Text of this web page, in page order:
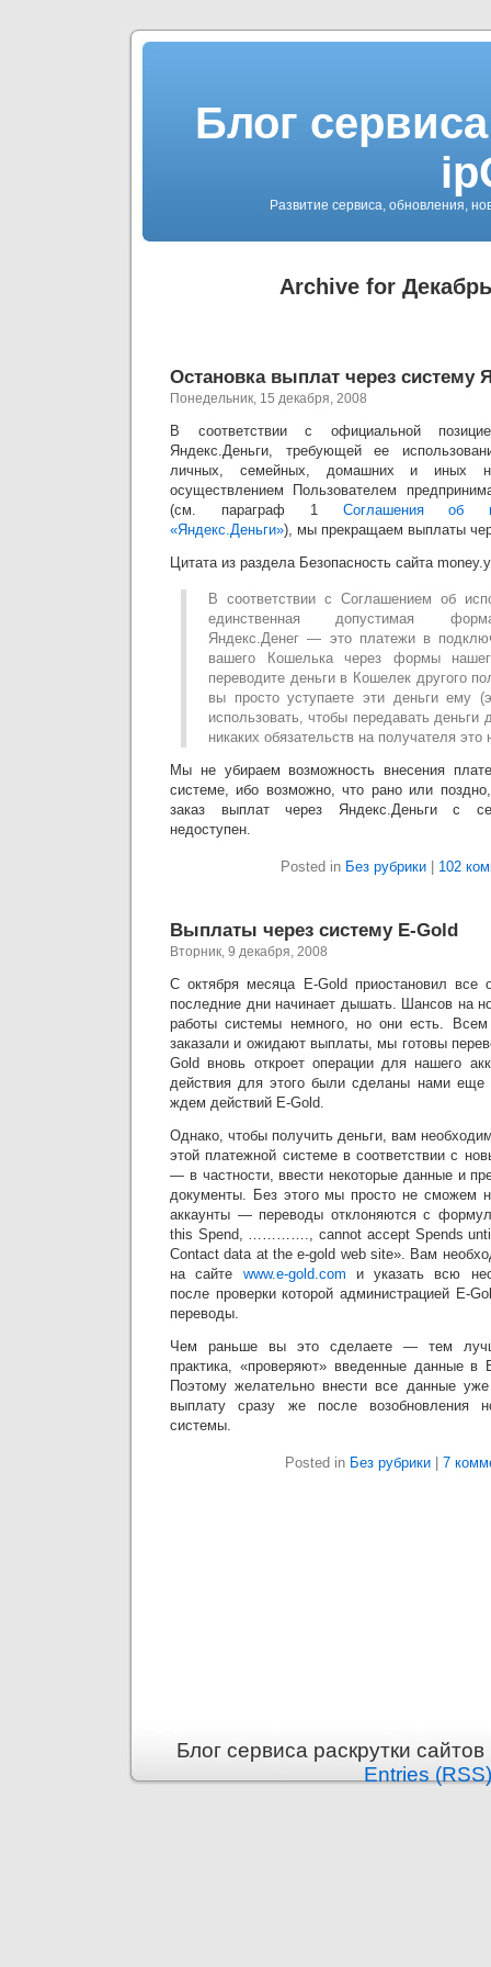
Блог
Развитие сервиса, обновления,
Archive for
Остановка выплат через систему
Понедельник, 15 декабря, 2008
В соответствии с официальной
Яндекс.Деньги, требующей ее
личных, семейных, домашних и иных
осуществлением Пользователем
(см. параграф 1 Соглашения об
«Яндекс.Деньги»), мы прекращаем выплаты
Цитата из раздела Безопасность сайта
В соответствии с Соглашением об
единственная допустимая
Яндекс.Денег — это платежи в
вашего Кошелька через формы
переводите деньги в Кошелек другого
вы просто уступаете эти деньги ему
использовать, чтобы передавать
никаких обязательств на получателя это
Мы не убираем возможность внесения
системе, ибо возможно, что рано или
заказ выплат через Яндекс.Деньги с
недоступен.
Posted in Без рубрики 102
Выплаты через систему E-Gold
Вторник, 9 декабря, 2008
С октября месяца E-Gold приостановил
последние дни начинает дышать. Шансов на
работы системы немного, но они есть. Всем
заказали и ожидают выплаты, мы готовы
Gold вновь откроет операции для нашего
действия для этого были сделаны нами еще
ждем действий E-Gold.
Однако, чтобы получить деньги, вам
этой платежной системе в соответствии с
— в частности, ввести некоторые данные и
документы. Без этого мы просто не сможем
аккаунты — переводы отклоняются с
this Spend, …………., cannot accept Spends
Contact data at the e-gold web site». Вам
на сайте www.e-gold.com и указать всю
после проверки которой администрацией E-
переводы.
Чем раньше вы это сделаете — тем
практика, «проверяют» введенные данные в
Поэтому желательно внести все данные
выплату сразу же после возобновления
системы.
Posted in Без рубрики| 7
Блог сервиса раскрутки
Entries (RSS)